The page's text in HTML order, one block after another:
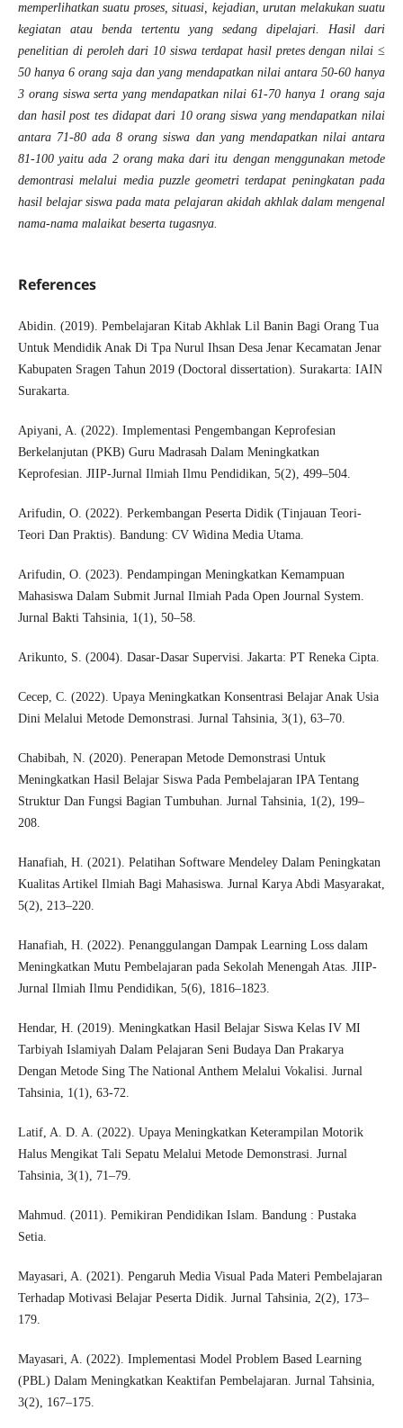
memperlihatkan suatu proses, situasi, kejadian, urutan melakukan suatu
kegiatan atau benda tertentu yang sedang dipelajari. Hasil dari
penelitian di peroleh dari 10 siswa terdapat hasil pretes dengan nilai ≤
50 hanya 6 orang saja dan yang mendapatkan nilai antara 50-60 hanya
3 orang siswa serta yang mendapatkan nilai 61-70 hanya 1 orang saja
dan hasil post tes didapat dari 10 orang siswa yang mendapatkan nilai
antara 71-80 ada 8 orang siswa dan yang mendapatkan nilai antara
81-100 yaitu ada 2 orang maka dari itu dengan menggunakan metode
demontrasi melalui media puzzle geometri terdapat peningkatan pada
hasil belajar siswa pada mata pelajaran akidah akhlak dalam mengenal
nama-nama malaikat beserta tugasnya.
References
Abidin. (2019). Pembelajaran Kitab Akhlak Lil Banin Bagi Orang Tua
Untuk Mendidik Anak Di Tpa Nurul Ihsan Desa Jenar Kecamatan Jenar
Kabupaten Sragen Tahun 2019 (Doctoral dissertation). Surakarta: IAIN
Surakarta.
Apiyani, A. (2022). Implementasi Pengembangan Keprofesian
Berkelanjutan (PKB) Guru Madrasah Dalam Meningkatkan
Keprofesian. JIIP-Jurnal Ilmiah Ilmu Pendidikan, 5(2), 499–504.
Arifudin, O. (2022). Perkembangan Peserta Didik (Tinjauan Teori-
Teori Dan Praktis). Bandung: CV Widina Media Utama.
Arifudin, O. (2023). Pendampingan Meningkatkan Kemampuan
Mahasiswa Dalam Submit Jurnal Ilmiah Pada Open Journal System.
Jurnal Bakti Tahsinia, 1(1), 50–58.
Arikunto, S. (2004). Dasar-Dasar Supervisi. Jakarta: PT Reneka Cipta.
Cecep, C. (2022). Upaya Meningkatkan Konsentrasi Belajar Anak Usia
Dini Melalui Metode Demonstrasi. Jurnal Tahsinia, 3(1), 63–70.
Chabibah, N. (2020). Penerapan Metode Demonstrasi Untuk
Meningkatkan Hasil Belajar Siswa Pada Pembelajaran IPA Tentang
Struktur Dan Fungsi Bagian Tumbuhan. Jurnal Tahsinia, 1(2), 199–
208.
Hanafiah, H. (2021). Pelatihan Software Mendeley Dalam Peningkatan
Kualitas Artikel Ilmiah Bagi Mahasiswa. Jurnal Karya Abdi Masyarakat,
5(2), 213–220.
Hanafiah, H. (2022). Penanggulangan Dampak Learning Loss dalam
Meningkatkan Mutu Pembelajaran pada Sekolah Menengah Atas. JIIP-
Jurnal Ilmiah Ilmu Pendidikan, 5(6), 1816–1823.
Hendar, H. (2019). Meningkatkan Hasil Belajar Siswa Kelas IV MI
Tarbiyah Islamiyah Dalam Pelajaran Seni Budaya Dan Prakarya
Dengan Metode Sing The National Anthem Melalui Vokalisi. Jurnal
Tahsinia, 1(1), 63-72.
Latif, A. D. A. (2022). Upaya Meningkatkan Keterampilan Motorik
Halus Mengikat Tali Sepatu Melalui Metode Demonstrasi. Jurnal
Tahsinia, 3(1), 71–79.
Mahmud. (2011). Pemikiran Pendidikan Islam. Bandung : Pustaka
Setia.
Mayasari, A. (2021). Pengaruh Media Visual Pada Materi Pembelajaran
Terhadap Motivasi Belajar Peserta Didik. Jurnal Tahsinia, 2(2), 173–
179.
Mayasari, A. (2022). Implementasi Model Problem Based Learning
(PBL) Dalam Meningkatkan Keaktifan Pembelajaran. Jurnal Tahsinia,
3(2), 167–175.